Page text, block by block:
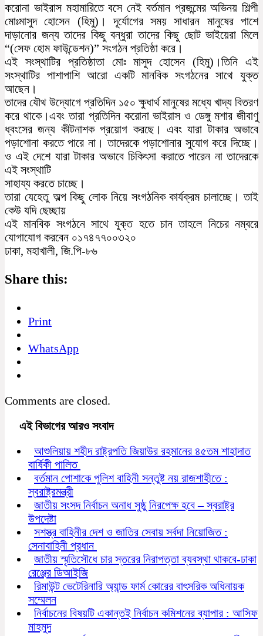
করোনা ভাইরাস মহামারিতে বসে নেই বর্তমান প্রজন্মের অভিনয় শিল্পী
মোঃমাসুদ হোসেন (হিমু)। দূর্যোগের সময় সাধারন মানুষের পাশে
দাড়ানোর জন্য তাদের কিছু বন্ধুরা তাদের কিছু ছোট ভাইয়েরা মিলে
“(সেফ হোম ফাউন্ডেশন)” সংগঠন প্রতিষ্ঠা করে।
এই সংস্থাটির প্রতিষ্ঠাতা মোঃ মাসুদ হোসেন (হিমু)।তিনি এই
সংস্থাটির পাশাপাশি আরো একটি মানবিক সংগঠনের সাথে যুক্ত
আছেন।
তাদের যৌথ উদ্যোগে প্রতিদিন ১৫০ ক্ষুধার্থ মানুষের মধ্যে খাদ্য বিতরণ
করে থাকে।এবং তারা প্রতিদিন করোনা ভাইরাস ও ডেঙ্গু মশার জীবাণু
ধ্বংসের জন্য কীটনাশক প্রয়োগ করছে। এবং যারা টাকার অভাবে
পড়াশোনা করতে পারে না। তাদেরকে পড়াশোনার সুযোগ করে দিচ্ছে।
ও এই দেশে যারা টাকার অভাবে চিকিৎসা করাতে পারেন না তাদেরকে
এই সংস্থাটি
সাহায্য করতে চাচ্ছে।
তারা যেহেতু অল্প কিছু লোক নিয়ে সংগঠনিক কার্যক্রম চালাচ্ছে। তাই
কেউ যদি ছেচ্ছায়
এই মানবিক সংগঠনে সাথে যুক্ত হতে চান তাহলে নিচের নম্বরে
যোগাযোগ করবেন ০১৭৪৭৭০০৩২০
ঢাকা, মহাখালী, জি.পি-৮৬
Share this:
Print
WhatsApp
Comments are closed.
এই বিভাগের আরও সংবাদ
আশুলিয়ায় শহীদ রাষ্ট্রপতি জিয়াউর রহমানের ৪৫তম শাহাদাত
বার্ষিকী পালিত
বর্তমান পোশাকে পুলিশ বাহিনী সন্তুষ্ট নয় রাজশাহীতে :
স্বরাষ্ট্রমন্ত্রী
জাতীয় সংসদ নির্বাচন অনাধ সুষ্ঠু নিরপেক্ষ হবে – স্বরাষ্ট্র
উপদেষ্টা
সশস্ত্র বাহিনীর দেশ ও জাতির সেবায় সর্বদা নিয়োজিত :
সেনাবাহিনী প্রধান
জাতীয় স্মৃতিসৌধে চার স্তরের নিরাপত্তা ব্যবস্থা থাকবে-ঢাকা
রেঞ্জের ডিআইজি
রিমাউন্ট ভেটেরিনারি অ্যান্ড ফার্ম কোরের বাৎসরিক অধিনায়ক
সম্মেলন
নির্বাচনের বিষয়টি একান্তই নির্বাচন কমিশনের ব্যাপার : আসিফ
মাহমুদ